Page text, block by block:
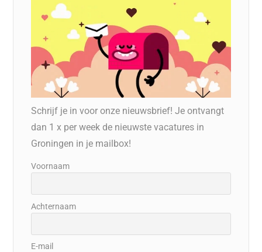
Schrijf je in voor onze nieuwsbrief! Je ontvangt
dan 1 x per week de nieuwste vacatures in
Groningen in je mailbox!
Voornaam
Achternaam
E-mail